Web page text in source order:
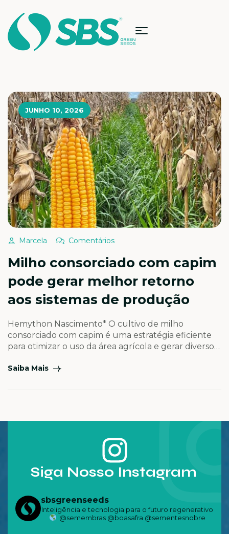
JUNHO 10, 2026
Marcela Comentários
Milho consorciado com capim
pode gerar melhor retorno
aos sistemas de produção
Hemython Nascimento* O cultivo de milho
consorciado com capim é uma estratégia eficiente
para otimizar o uso da área agrícola e gerar diversos
principais benefícios dessa prática, destaca-se o
Saiba Mais
Siga Nosso Instagram
sbsgreenseeds
Inteligência e tecnologia para o futuro regenerativo
@semembras @boasafra @sementesnobre